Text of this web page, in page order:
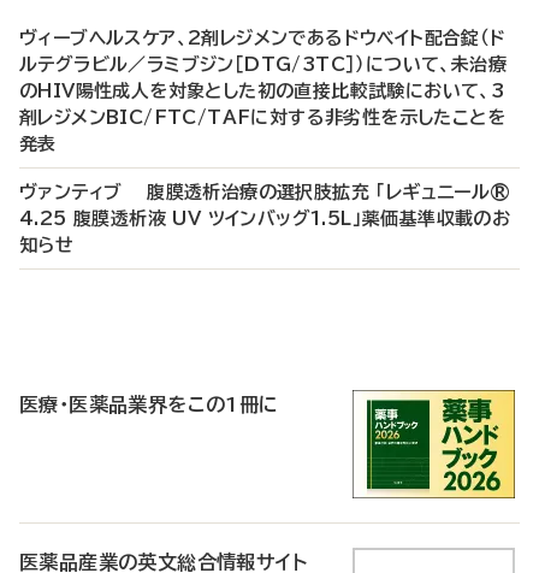
ヴィーブヘルスケア、2剤レジメンであるドウベイト配合錠（ド
ルテグラビル／ラミブジン［DTG/3TC］）について、未治療
のHIV陽性成人を対象とした初の直接比較試験において、3
剤レジメンBIC/FTC/TAFに対する非劣性を示したことを
発表
ヴァンティブ 腹膜透析治療の選択肢拡充 「レギュニール®
4.25 腹膜透析液 UV ツインバッグ1.5L」薬価基準収載のお
知らせ
医療・医薬品業界をこの1冊に
医薬品産業の英文総合情報サイト